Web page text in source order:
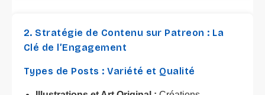
2. Stratégie de Contenu sur Patreon : La
Clé de l’Engagement
Types de Posts : Variété et Qualité